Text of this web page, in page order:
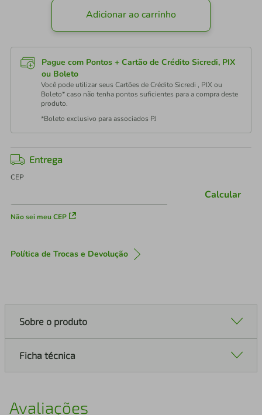
Adicionar ao carrinho
Pague com Pontos + Cartão de Crédito Sicredi, PIX
ou Boleto
Você pode utilizar seus Cartões de Crédito Sicredi , PIX ou
Boleto* caso não tenha pontos suficientes para a compra deste
produto.
*Boleto exclusivo para associados PJ
Entrega
CEP
Não sei meu CEP
Calcular
Política de Trocas e Devolução
Sobre o produto
Ficha técnica
Avaliações